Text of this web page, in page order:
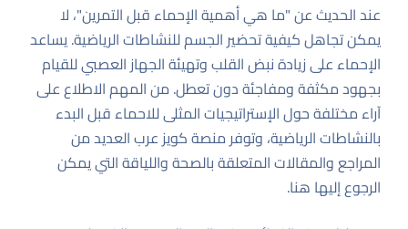
عند الحديث عن "ما هي أهمية الإحماء قبل التمرين"، لا
يمكن تجاهل كيفية تحضير الجسم للنشاطات الرياضية. يساعد
الإحماء على زيادة نبض القلب وتهيئة الجهاز العصبي للقيام
بجهود مكثفة ومفاجئة دون تعطل. من المهم الاطلاع على
آراء مختلفة حول الإستراتيجيات المثلى للاحماء قبل البدء
بالنشاطات الرياضية، وتوفر منصة كويز عرب العديد من
المراجع والمقالات المتعلقة بالصحة واللياقة التي يمكن
الرجوع إليها هنا.